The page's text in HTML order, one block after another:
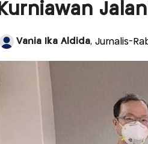
Kurniawan
Vania Ika Aldida, Jurnalis-